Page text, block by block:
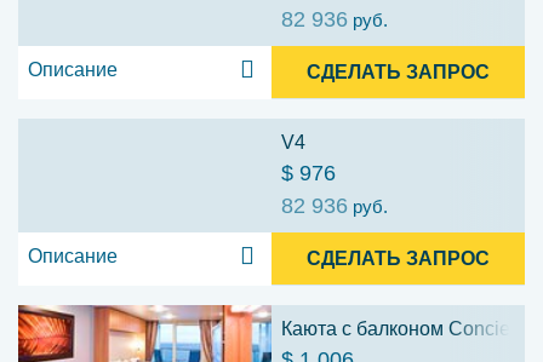
82 936 руб.
Описание СДЕЛАТЬ ЗАПРОС
V4
$ 976
82 936 руб.
Описание СДЕЛАТЬ ЗАПРОС
Каюта с балконом